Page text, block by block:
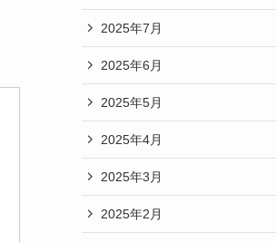
2025年7月
2025年6月
2025年5月
2025年4月
2025年3月
2025年2月